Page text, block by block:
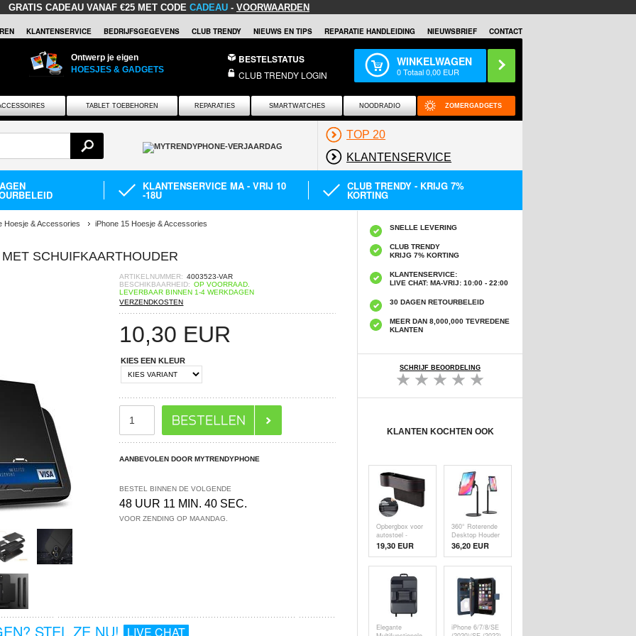
GRATIS CADEAU VANAF €25 MET CODE CADEAU - VOORWAARDEN
KLANTENSERVICE BEDRIJFSGEGEVENS CLUB TRENDY NIEUWS EN TIPS REPARATIE HANDLEIDING NIEUWSBRIEF CONTACT
Ontwerp je eigen
HOESJES & GADGETS
BESTELSTATUS
CLUB TRENDY LOGIN
WINKELWAGEN
0Totaal0,00 EUR
TABLET TOEBEHOREN REPARATIES SMARTWATCHES NOODRADIO ZOMERGADGETS
TOP 20
KLANTENSERVICE
KLANTENSERVICE MA - VRIJ 10
-18U
CLUB TRENDY - KRIJG 7%
KORTING
Hoesje & Accessories iPhone 15 Hoesje & Accessories
SCHUIFKAARTHOUDER
ARTIKELNUMMER: 4003523-VAR
BESCHIKBAARHEID: OP VOORRAAD.
LEVERBAAR BINNEN 1-4 WERKDAGEN
VERZENDKOSTEN
10,30 EUR
KIES EEN KLEUR
AANBEVOLEN DOOR MYTRENDYPHONE
BESTEL BINNEN DE VOLGENDE
48 UUR 11 MIN. 40 SEC.
VOOR ZENDING OP MAANDAG.
STEL ZE NU! LIVE CHAT
SNELLE LEVERING
CLUB TRENDY
KRIJG 7% KORTING
KLANTENSERVICE:
LIVE CHAT: MA-VRIJ: 10:00 - 22:00
30 DAGEN RETOURBELEID
MEER DAN 8,000,000 TEVREDENE
KLANTEN
SCHRIJF BEOORDELING
KLANTEN KOCHTEN OOK
Opbergbox voor
autostoel -
Bestuurderskant
- Zwart
19,30 EUR
360° Roterende
Desktop Houder
voor
Smartphone/Tablet
ZM-15 - Zwart
36,20 EUR
Elegante
iPhone 6/7/8/SE